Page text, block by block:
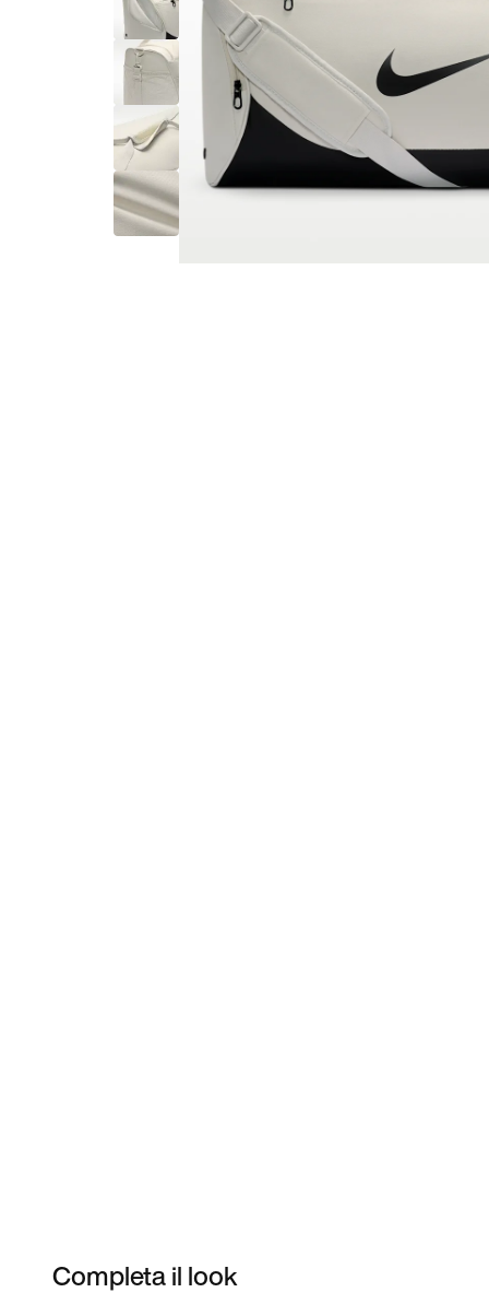
Completa il look